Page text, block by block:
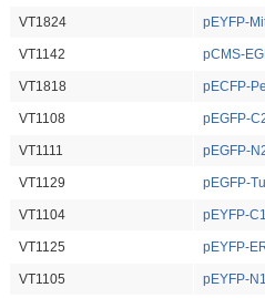
VT1824 pEYFP-
VT1142 pCMS-
VT1818 pECFP-
VT1108 pEGFP-
VT1111 pEGFP-
VT1129 pEGFP-
VT1104 pEYFP-C1
VT1125 pEYFP-
VT1105 pEYFP-N1